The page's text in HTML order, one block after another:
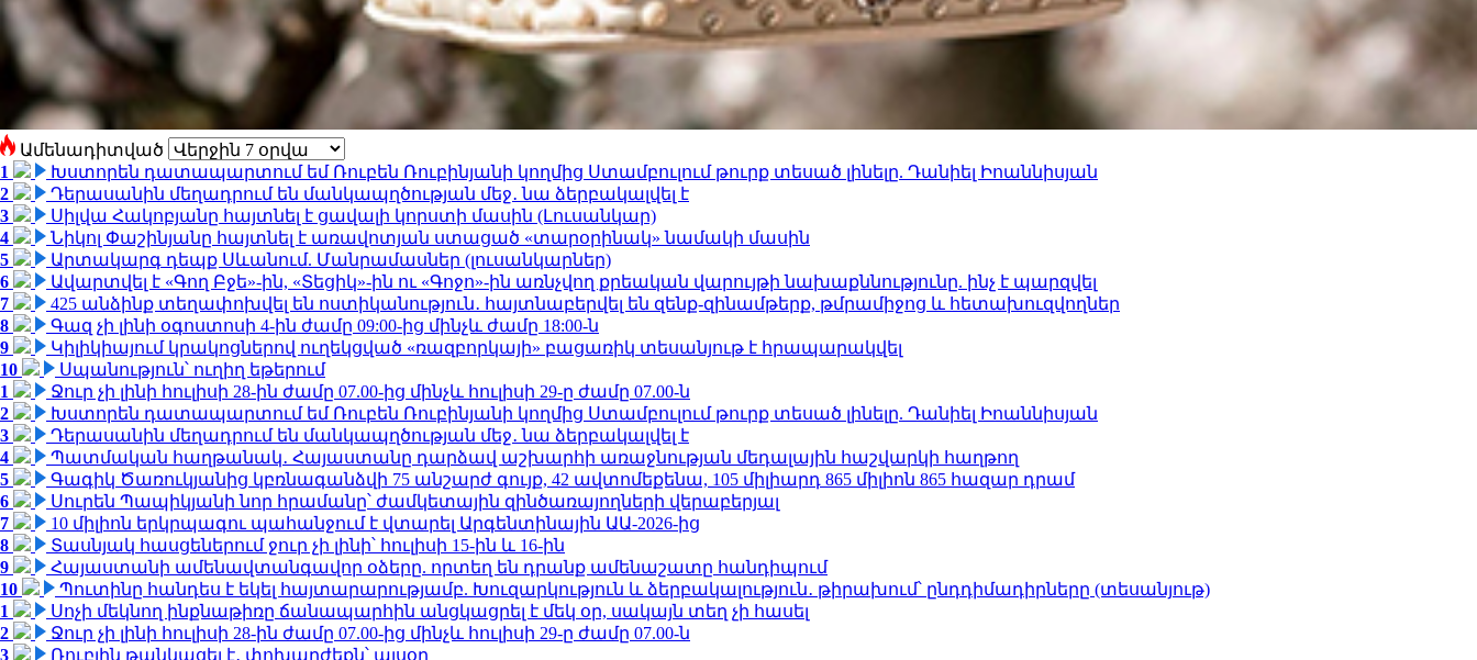
Ամենադիտված
1
Խստորեն դատապարտում եմ Ռուբեն Ռուբինյանի կողմից Ստամբուլում թուրք տեսած լինելը. Դանիել Իոաննիսյան
2
Դերասանին մեղադրում են մանկապղծության մեջ․ նա ձերբակալվել է
3
Սիլվա Հակոբյանը հայտնել է ցավալի կորստի մասին (Լուսանկար)
4
Նիկոլ Փաշինյանը հայտնել է առավոտյան ստացած «տարօրինակ» նամակի մասին
5
Արտակարգ դեպք Սևանում. Մանրամասներ (լուսանկարներ)
6
Ավարտվել է «Գող Բջե»-ին, «Տեցիկ»-ին ու «Գոջո»-ին առնչվող քրեական վարույթի նախաքննությունը. ինչ է պարզվել
7
425 անձինք տեղափոխվել են ոստիկանություն․ հայտնաբերվել են զենք-զինամթերք, թմրամիջոց և հետախուզվողներ
8
Գազ չի լինի օգոստոսի 4-ին ժամը 09:00-ից մինչև ժամը 18:00-ն
9
Կիլիկիայում կրակոցներով ուղեկցված «ռազբորկայի» բացառիկ տեսանյութ է հրապարակվել
10
Սպանություն՝ ուղիղ եթերում
1
Ջուր չի լինի հուլիսի 28-ին ժամը 07.00-ից մինչև հուլիսի 29-ը ժամը 07.00-ն
2
Խստորեն դատապարտում եմ Ռուբեն Ռուբինյանի կողմից Ստամբուլում թուրք տեսած լինելը. Դանիել Իոաննիսյան
3
Դերասանին մեղադրում են մանկապղծության մեջ․ նա ձերբակալվել է
4
Պատմական հաղթանակ․ Հայաստանը դարձավ աշխարհի առաջնության մեդալային հաշվարկի հաղթող
5
Գագիկ Ծառուկյանից կբռնագանձվի 75 անշարժ գույք, 42 ավտոմեքենա, 105 միլիարդ 865 միլիոն 865 հազար դրամ
6
Սուրեն Պապիկյանի նոր հրամանը՝ ժամկետային զինծառայողների վերաբերյալ
7
10 միլիոն երկրպագու պահանջում է վտարել Արգենտինային ԱԱ-2026-ից
8
Տասնյակ հասցեներում ջուր չի լինի՝ հուլիսի 15-ին և 16-ին
9
Հայաստանի ամենավտանգավոր օձերը. որտեղ են դրանք ամենաշատը հանդիպում
10
Պուտինը հանդես է եկել հայտարարությամբ. Խուզարկություն և ձերբակալություն․ թիրախում՝ ընդդիմադիրները (տեսանյութ)
1
Սոչի մեկնող ինքնաթիռը ճանապարհին անցկացրել է մեկ օր, սակայն տեղ չի հասել
2
Ջուր չի լինի հուլիսի 28-ին ժամը 07.00-ից մինչև հուլիսի 29-ը ժամը 07.00-ն
3
Ռուբլին թանկացել է․ փոխարժեքն՝ այսօր